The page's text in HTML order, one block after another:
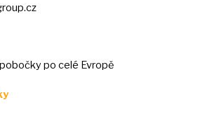
po celé Evropě